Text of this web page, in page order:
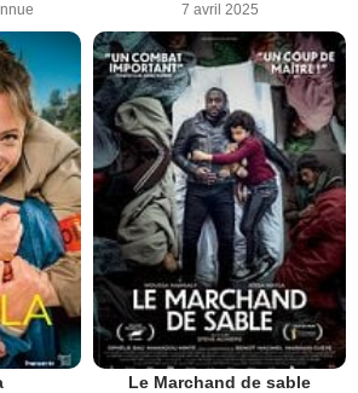
7 avril 2025
Le Marchand de sable